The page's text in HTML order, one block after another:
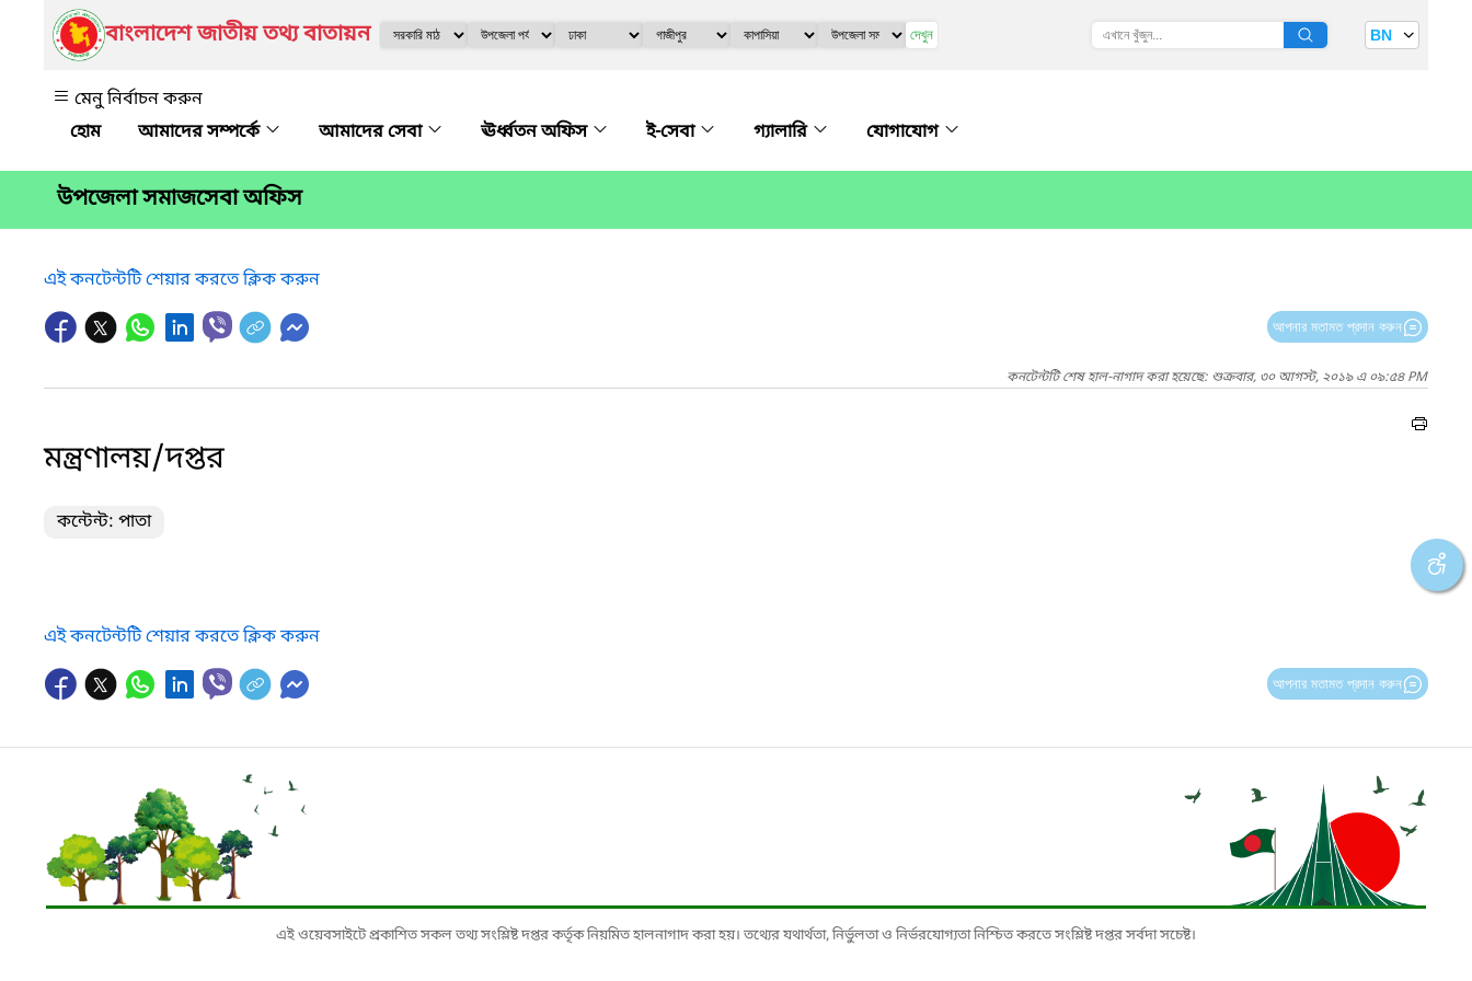
বাংলাদেশ জাতীয় তথ্য বাতায়ন দেখুন BN
মেনু নির্বাচন করুন
আমাদের সম্পর্কে
আমাদের সেবা ঊর্ধ্বতন অফিস ই-সেবা গ্যালারি যোগাযোগ
উপজেলা সমাজসেবা অফিস
এই কনটেন্টটি শেয়ার করতে ক্লিক করুন
আপনার মতামত প্রদান করুন
কনটেন্টটি শেষ হাল-নাগাদ করা হয়েছে: শুক্রবার, ৩০ আগস্ট, ২০১৯ এ ০৯:৫৪ PM
মন্ত্রণালয়/দপ্তর
কন্টেন্ট: পাতা
এই কনটেন্টটি শেয়ার করতে ক্লিক করুন
আপনার মতামত প্রদান করুন
এই ওয়েবসাইটে প্রকাশিত সকল তথ্য সংশ্লিষ্ট দপ্তর কর্তৃক নিয়মিত হালনাগাদ করা হয়। তথ্যের যথার্থতা, নির্ভুলতা ও নির্ভরযোগ্যতা নিশ্চিত করতে সংশ্লিষ্ট দপ্তর সর্বদা সচেষ্ট।